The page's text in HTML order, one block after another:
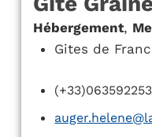
Hébergement,
Gites de